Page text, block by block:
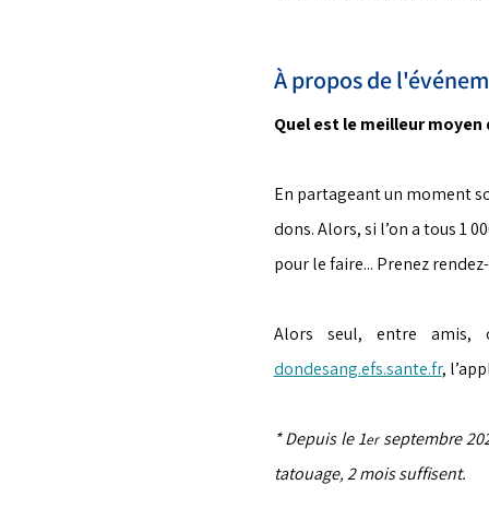
À propos de
Quel est le meilleur
En partageant un moment
dons. Alors, si l’on a tous 1
pour le faire... Prenez
dondesang.efs.sante.fr,
* Depuis le 1er septembre
tatouage, 2 mois suffisent.